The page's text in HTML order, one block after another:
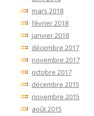
mars 2018
février 2018
janvier 2018
décembre 2017
novembre 2017
octobre 2017
décembre 2015
novembre 2015
août 2015